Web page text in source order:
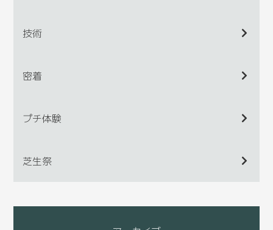
技術
密着
プチ体験
芝生祭